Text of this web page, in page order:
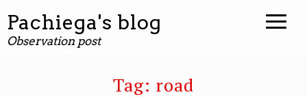
contenuto
Pachiega's blog
Observation post
Tag: road